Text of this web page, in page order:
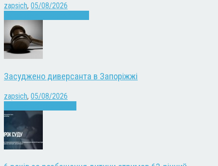
zapsich, 05/08/2026
Засуджено диверсанта в Запоріжжі
zapsich, 05/08/2026